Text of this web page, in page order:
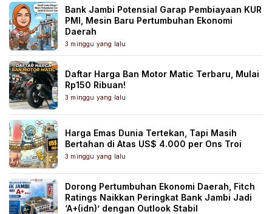
Bank Jambi Potensial Garap Pembiayaan KUR
PMI, Mesin Baru Pertumbuhan Ekonomi
Daerah
3 minggu yang lalu
Daftar Harga Ban Motor Matic Terbaru, Mulai
Rp150 Ribuan!
3 minggu yang lalu
Harga Emas Dunia Tertekan, Tapi Masih
Bertahan di Atas US$ 4.000 per Ons Troi
3 minggu yang lalu
Dorong Pertumbuhan Ekonomi Daerah, Fitch
Ratings Naikkan Peringkat Bank Jambi Jadi
‘A+(idn)’ dengan Outlook Stabil